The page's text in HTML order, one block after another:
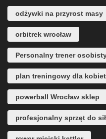
odżywki na przyrost masy
orbitrek wrocław
Personalny trener
plan treningowy dla kobiet
powerball Wrocław sklep
profesjonalny sprzęt do